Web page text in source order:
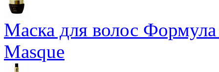
Маска для волос
Masque